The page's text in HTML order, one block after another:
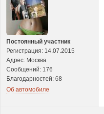
Постоянный участник
Регистрация: 14.07.2015
Адрес: Москва
Сообщений: 176
Благодарностей: 68
Об автомобиле